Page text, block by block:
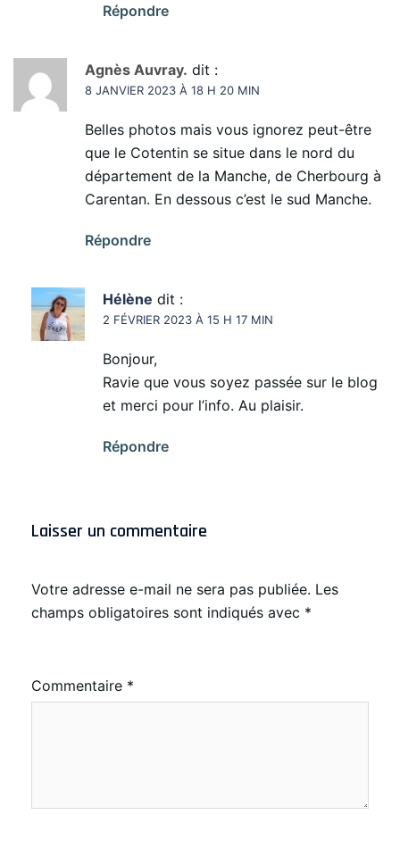
Répondre
Agnès Auvray. dit :
8 JANVIER 2023 À 18 H 20 MIN
Belles photos mais vous ignorez peut-être
que le Cotentin se situe dans le nord du
département de la Manche, de Cherbourg à
Carentan. En dessous c’est le sud Manche.
Répondre
Hélène dit :
2 FÉVRIER 2023 À 15 H 17 MIN
Bonjour,
Ravie que vous soyez passée sur le blog
et merci pour l’info. Au plaisir.
Répondre
Laisser un commentaire
Votre adresse e-mail ne sera pas publiée. Les
champs obligatoires sont indiqués avec *
Commentaire *